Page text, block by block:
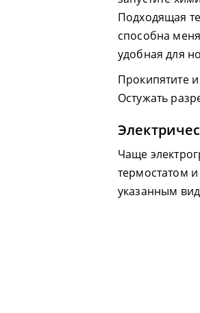
Подходящая
способна
удобная для
Прокипятите
Остужать
Чаще
термостатом
указанным